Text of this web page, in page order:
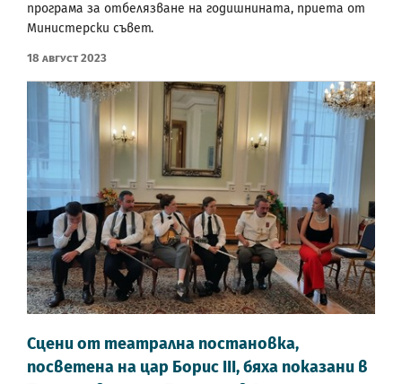
програма за отбелязване на годишнината, приета от
Министерски съвет.
18 Август 2023
Сцени от театрална постановка,
посветена на цар Борис III, бяха показани в